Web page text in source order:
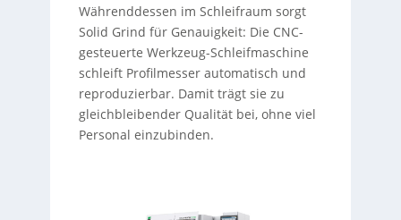
Währenddessen im Schleifraum sorgt
Solid Grind für Genauigkeit: Die CNC-
gesteuerte Werkzeug-Schleifmaschine
schleift Profilmesser automatisch und
reproduzierbar. Damit trägt sie zu
gleichbleibender Qualität bei, ohne viel
Personal einzubinden.